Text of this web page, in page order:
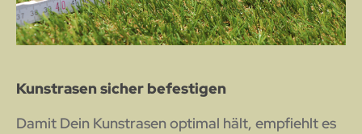
Kunstrasen sicher befestigen
Damit Dein Kunstrasen optimal hält, empfiehlt es